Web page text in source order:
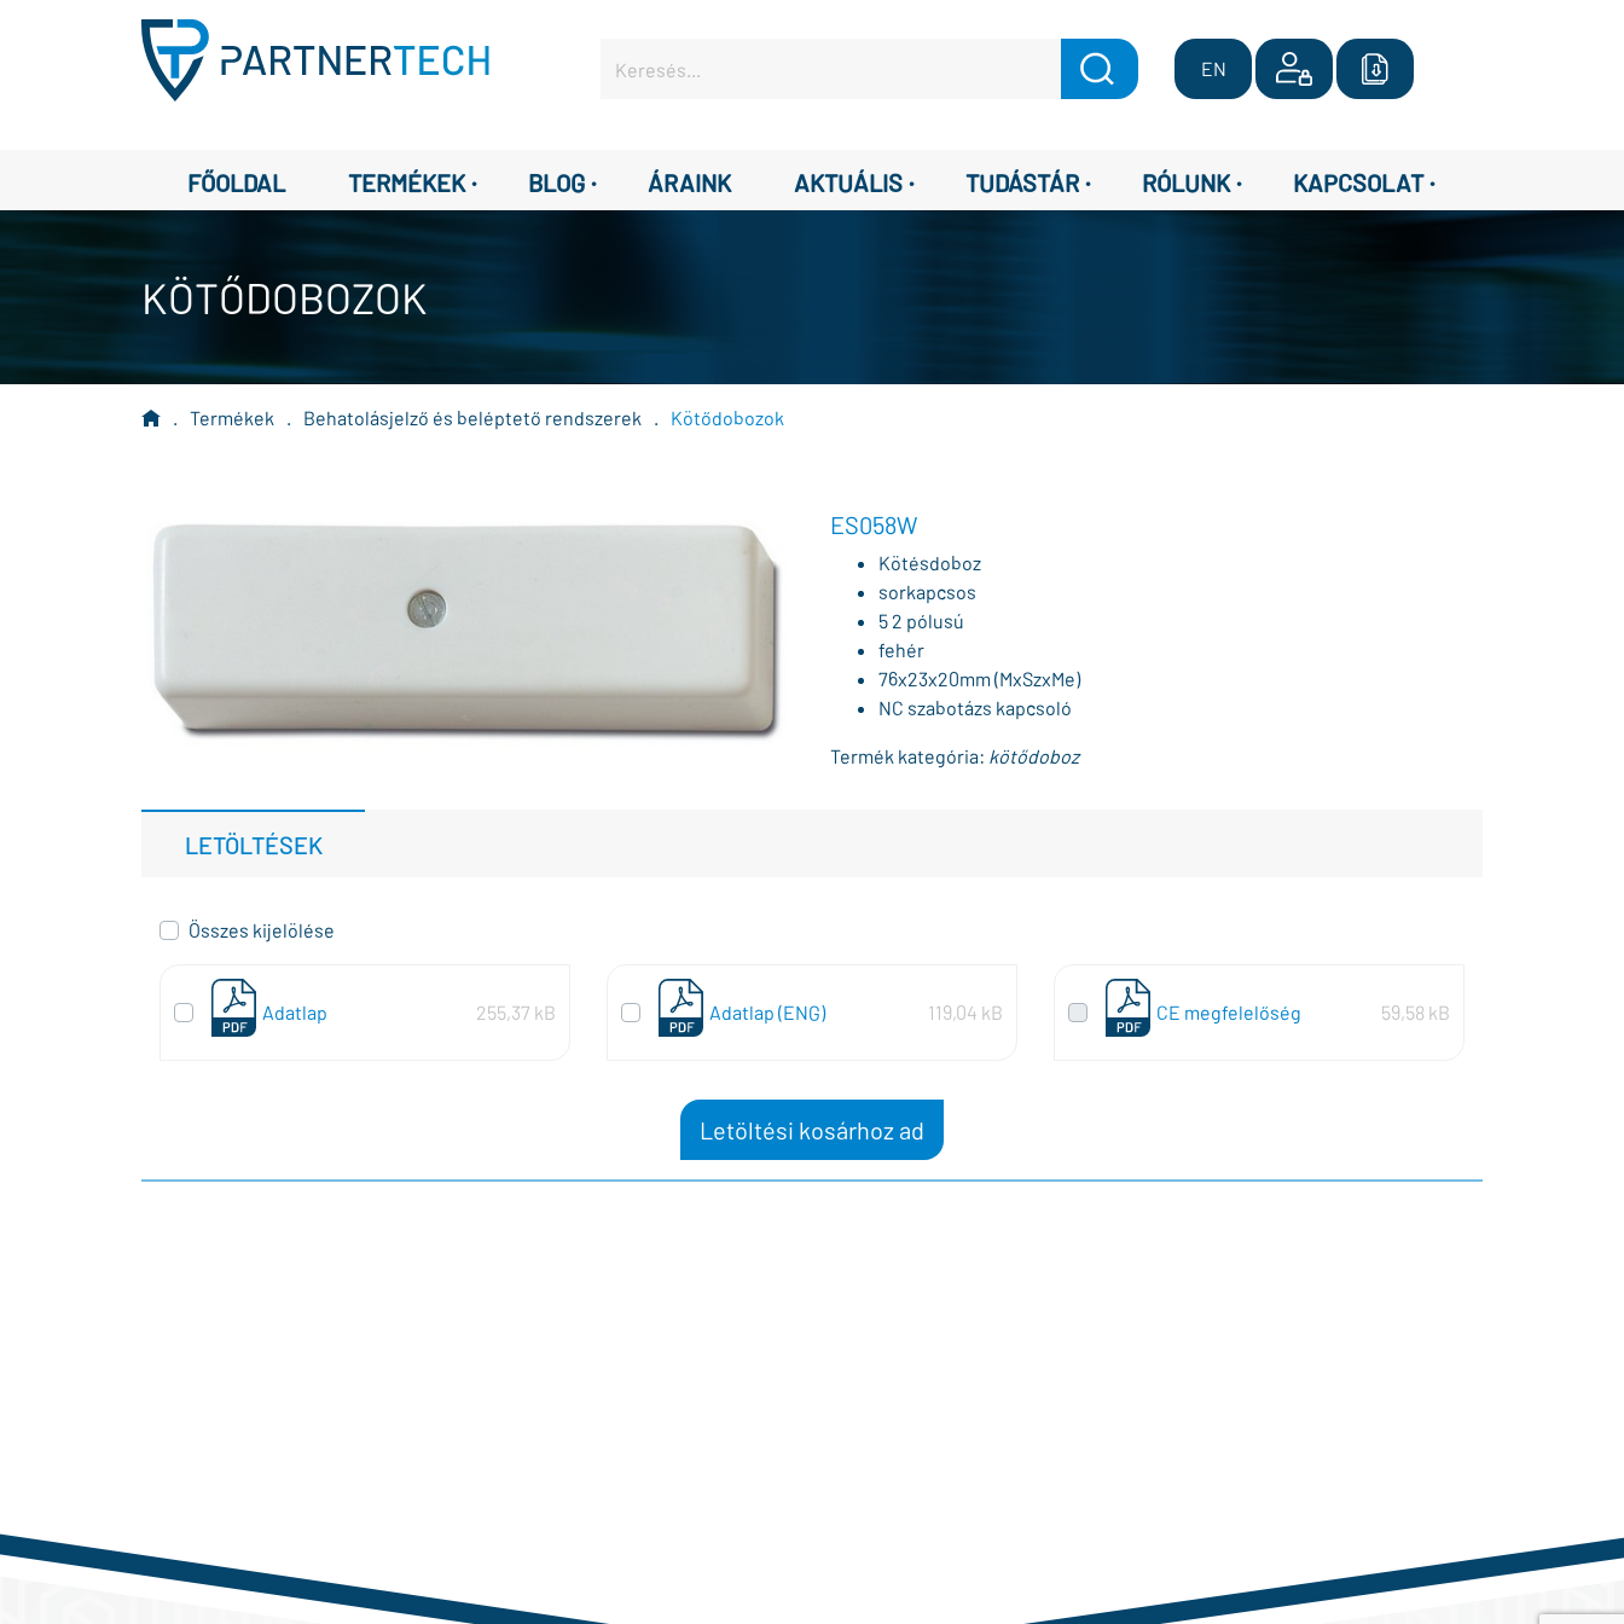
EN
FŐOLDAL TERMÉKEK · BLOG · ÁRAINK AKTUÁLIS · TUDÁSTÁR · RÓLUNK · KAPCSOLAT ·
KÖTŐDOBOZOK
. Termékek . Behatolásjelző és beléptető rendszerek . Kötődobozok
ES058W
Kötésdoboz
sorkapcsos
5 2 pólusú
fehér
76x23x20mm (MxSzxMe)
NC szabotázs kapcsoló
Termék kategória: kötődoboz
LETÖLTÉSEK
Összes kijelölése
Adatlap 255,37 kB Adatlap (ENG) 119,04 kB CE megfelelőség 59,58 kB
Letöltési kosárhoz ad